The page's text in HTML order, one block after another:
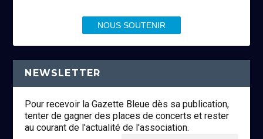
NOUS SOUTENIR
NEWSLETTER
Pour recevoir la Gazette Bleue dès sa publication,
tenter de gagner des places de concerts et rester
au courant de l'actualité de l'association.